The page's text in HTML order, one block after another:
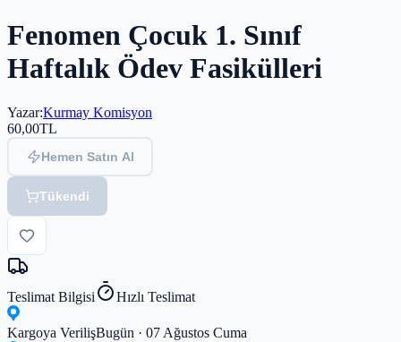
Fenomen Çocuk 1. Sınıf
Haftalık Ödev Fasikülleri
Yazar:Kurmay Komisyon
60,00TL
Hemen Satın Al
Tükendi
Teslimat Bilgisi Hızlı Teslimat
Kargoya VerilişBugün · 07 Ağustos Cuma